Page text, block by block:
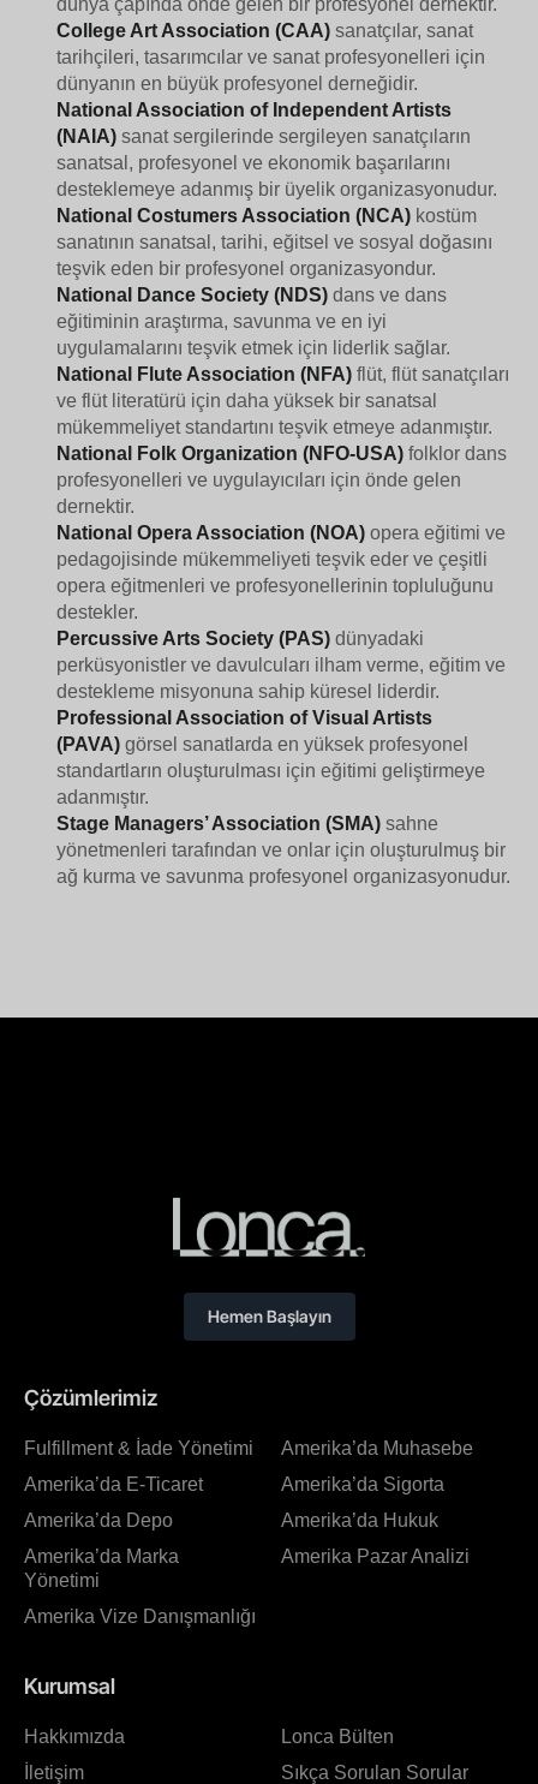
College Art Association (CAA) sanatçılar, sanat
tarihçileri, tasarımcılar ve sanat profesyonelleri için
dünyanın en büyük profesyonel derneğidir.
National Association of Independent Artists
(NAIA) sanat sergilerinde sergileyen sanatçıların
sanatsal, profesyonel ve ekonomik başarılarını
desteklemeye adanmış bir üyelik organizasyonudur.
National Costumers Association (NCA) kostüm
sanatının sanatsal, tarihi, eğitsel ve sosyal doğasını
teşvik eden bir profesyonel organizasyondur.
National Dance Society (NDS) dans ve dans
eğitiminin araştırma, savunma ve en iyi
uygulamalarını teşvik etmek için liderlik sağlar.
National Flute Association (NFA) flüt, flüt sanatçıları
ve flüt literatürü için daha yüksek bir sanatsal
mükemmeliyet standartını teşvik etmeye adanmıştır.
National Folk Organization (NFO-USA) folklor dans
profesyonelleri ve uygulayıcıları için önde gelen
dernektir.
National Opera Association (NOA) opera eğitimi ve
pedagojisinde mükemmeliyeti teşvik eder ve çeşitli
opera eğitmenleri ve profesyonellerinin topluluğunu
destekler.
Percussive Arts Society (PAS) dünyadaki
perküsyonistler ve davulcuları ilham verme, eğitim ve
destekleme misyonuna sahip küresel liderdir.
Professional Association of Visual Artists
(PAVA) görsel sanatlarda en yüksek profesyonel
standartların oluşturulması için eğitimi geliştirmeye
adanmıştır.
Stage Managers’ Association (SMA) sahne
yönetmenleri tarafından ve onlar için oluşturulmuş bir
ağ kurma ve savunma profesyonel organizasyonudur.
Çözümlerimiz
Fulfillment & İade Yönetimi
Amerika’da E-Ticaret
Amerika’da Depo
Amerika’da Marka
Yönetimi
Amerika Vize Danışmanlığı
Amerika’da Muhasebe
Amerika’da Sigorta
Amerika’da Hukuk
Amerika Pazar Analizi
Kurumsal
Hakkımızda
İletişim
Lonca Bülten
Sıkça Sorulan Sorular
Hemen Başlayın